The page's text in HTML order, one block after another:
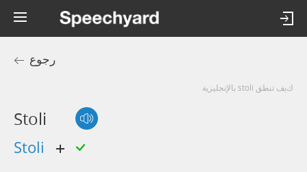
رجوع
كيف تنطق stoli بالإنجليزية
Stoli
stoli